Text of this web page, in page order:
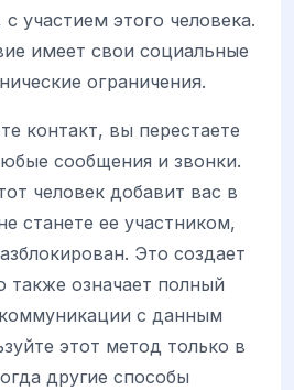
участием этого человека.
имеет свои социальные
ограничения.
контакт, вы перестаете
сообщения и звонки.
человек добавит вас в
станете ее участником,
Это создает
означает полный
с данным
этот метод только в
другие способы